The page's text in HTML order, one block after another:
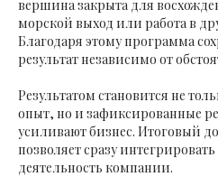
вершина закрыта для
морской выход или работа в
Благодаря этому программа
результат независимо от
Результатом становится не
опыт, но и зафиксированные
усиливают бизнес. Итоговый
позволяет сразу
деятельность компании.